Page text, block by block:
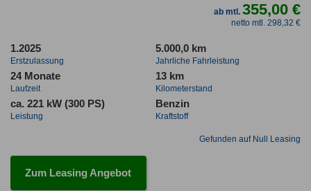
ab mtl.355,00 €
netto mtl. 298,32 €
1.2025
Erstzulassung
5.000,0 km
Jahrliche Fahrleistung
24 Monate
Laufzeit
13 km
Kilometerstand
ca. 221 kW (300 PS)
Leistung
Benzin
Kraftstoff
Gefunden auf Null Leasing
Zum Leasing Angebot